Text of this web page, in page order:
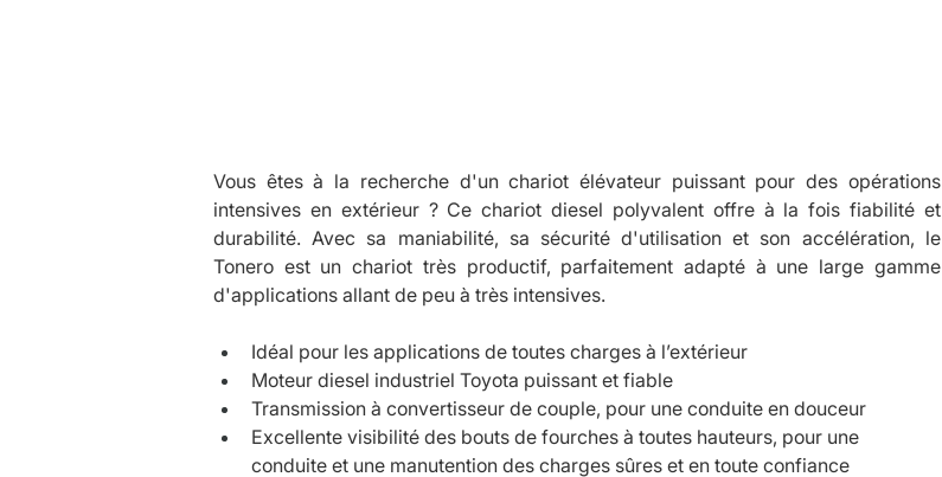
Vous êtes à la recherche d'un chariot élévateur puissant pour des opérations
intensives en extérieur ? Ce chariot diesel polyvalent offre à la fois fiabilité et
durabilité. Avec sa maniabilité, sa sécurité d'utilisation et son accélération, le
Tonero est un chariot très productif, parfaitement adapté à une large gamme
d'applications allant de peu à très intensives.
Idéal pour les applications de toutes charges à l’extérieur
Moteur diesel industriel Toyota puissant et fiable
Transmission à convertisseur de couple, pour une conduite en douceur
Excellente visibilité des bouts de fourches à toutes hauteurs, pour une
conduite et une manutention des charges sûres et en toute confiance